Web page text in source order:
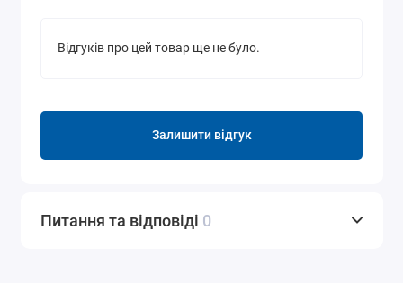
Відгуків про цей товар ще не було.
Залишити відгук
Питання та відповіді 0